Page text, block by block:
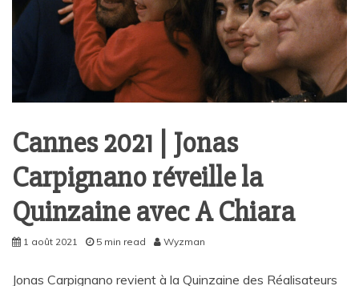
Cannes 2021 | Jonas
Carpignano réveille la
Quinzaine avec A Chiara
1 août 2021 5 min read Wyzman
Jonas Carpignano revient à la Quinzaine des Réalisateurs